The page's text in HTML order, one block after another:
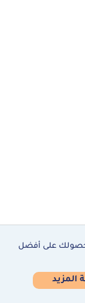
حصولك على أفضل
المزيد